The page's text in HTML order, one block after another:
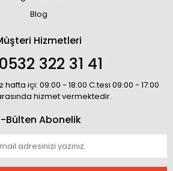
Blog
Hizmetleri
0532 322 31 41
içi: 09:00 - 18:00 C.tesi 09:00 - 17:00
hizmet vermektedir.
Bülten Abonelik